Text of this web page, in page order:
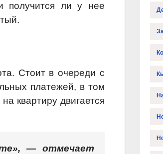
получится ли у нее
Стоит в очереди с
платежей, в том
квартиру двигается
— отмечает